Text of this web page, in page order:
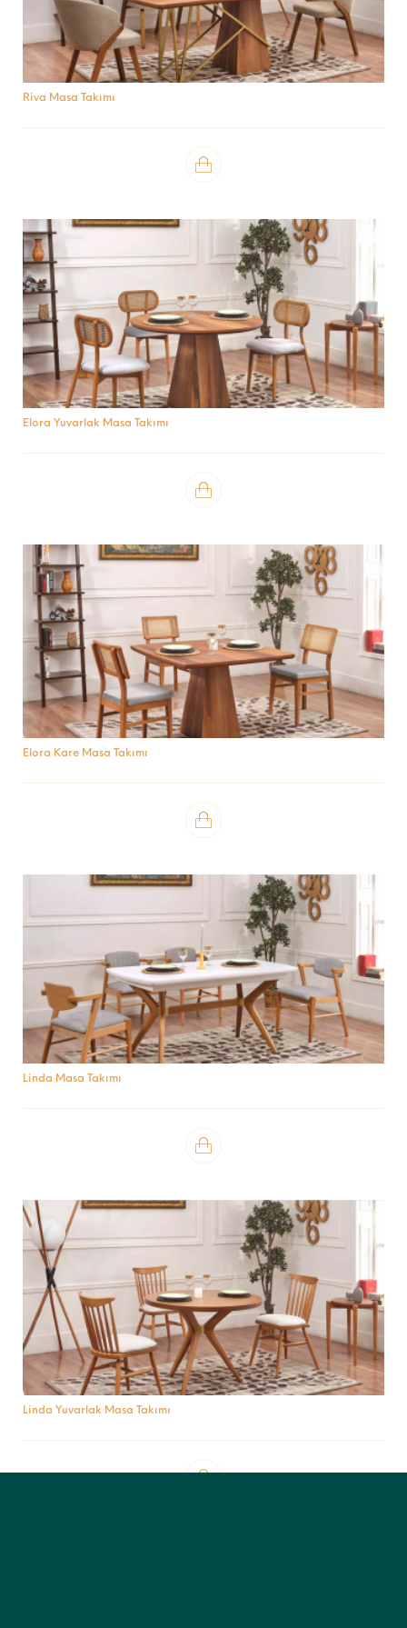
Riva Masa Takımı
Elora Yuvarlak Masa Takımı
Elora Kare Masa Takımı
Linda Masa Takımı
Linda Yuvarlak Masa Takımı